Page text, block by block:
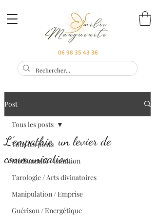
06 98 35 43 36
Post
Tous les posts
Médiumnité / Intuition
Tarologie / Arts divinatoires
Manipulation / Emprise
Guérison / Energétique
Tous les posts
L'empathie, un levier de
communication…